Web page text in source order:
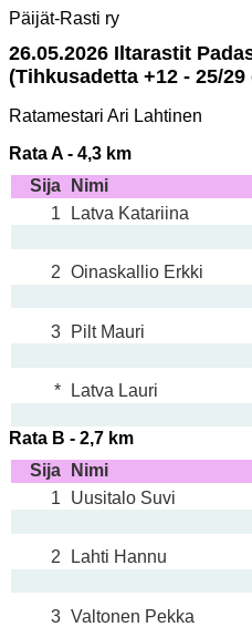
Päijät-Rasti ry
26.05.2026 Iltarastit
(Tihkusadetta +12 - 25/
Ratamestari Ari Lahtinen
Rata A - 4,3 km
Sija
Nimi
1
Latva Katariina
2
Oinaskallio Erkki
3
Pilt Mauri
*
Latva Lauri
Rata B - 2,7 km
Sija
Nimi
1
Uusitalo Suvi
2
Lahti Hannu
3 Valtonen Pekka